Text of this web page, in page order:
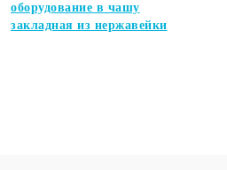
оборудование в чашу
закладная из нержавейки